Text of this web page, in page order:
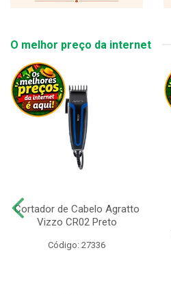
O melhor preço da internet
Cortador de Cabelo Agratto
Vizzo CR02 Preto
Código: 27336